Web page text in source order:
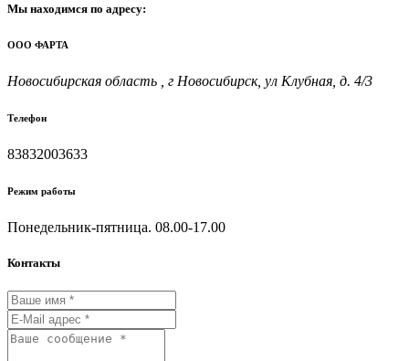
Мы находимся по адресу:
ООО ФАРТА
Новосибирская область , г Новосибирск, ул Клубная, д. 4/3
Телефон
83832003633
Режим работы
Понедельник-пятница. 08.00-17.00
Контакты